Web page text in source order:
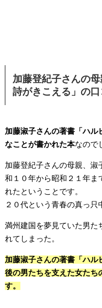
加藤登紀子さんの
詩がきこえる」の口
加藤淑子さんの著書「ハル
なことが書かれた本なので
加藤登紀子さんの母親、淑
和１０年から昭和２１年ま
れたということです。
２０代という青春の真っ只
満州建国を夢見ていた男た
れてしまった。
加藤淑子さんの著書「ハル
後の男たちを支えた女たち
す。